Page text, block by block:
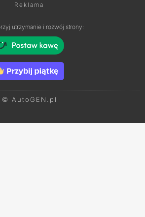
Reklama
utrzymanie i rozwój strony:
© AutoGEN.pl